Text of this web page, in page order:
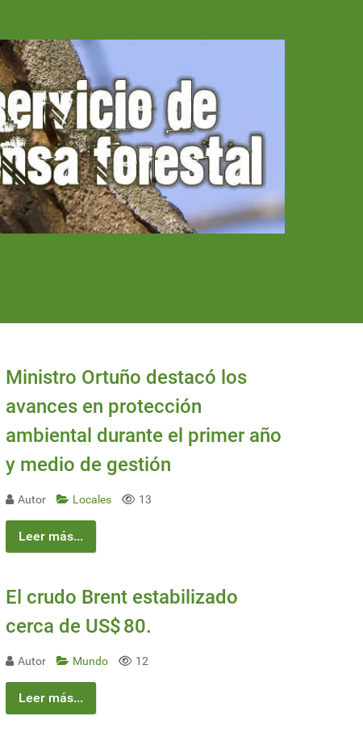
Ministro Ortuño destacó los
avances en protección
ambiental durante el primer año
y medio de gestión
Autor Locales 13
Leer más...
El crudo Brent estabilizado
cerca de US$ 80.
Autor Mundo 12
Leer más...